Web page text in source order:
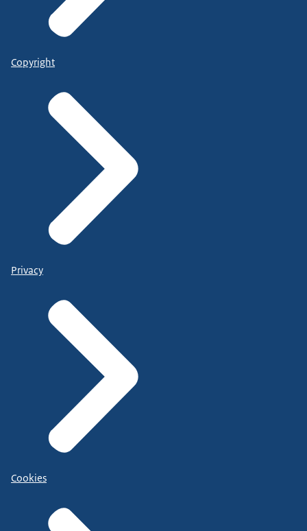
Copyright
Privacy
Cookies